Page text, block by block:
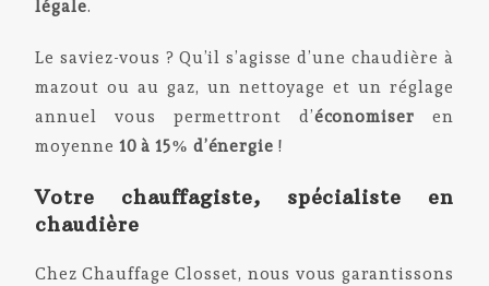
légale.
Le saviez-vous ? Qu’il s’agisse d’une chaudière à
mazout ou au gaz, un nettoyage et un réglage
annuel vous permettront d’économiser en
moyenne 10 à 15% d’énergie !
Votre chauffagiste, spécialiste en
chaudière
Chez Chauffage Closset, nous vous garantissons